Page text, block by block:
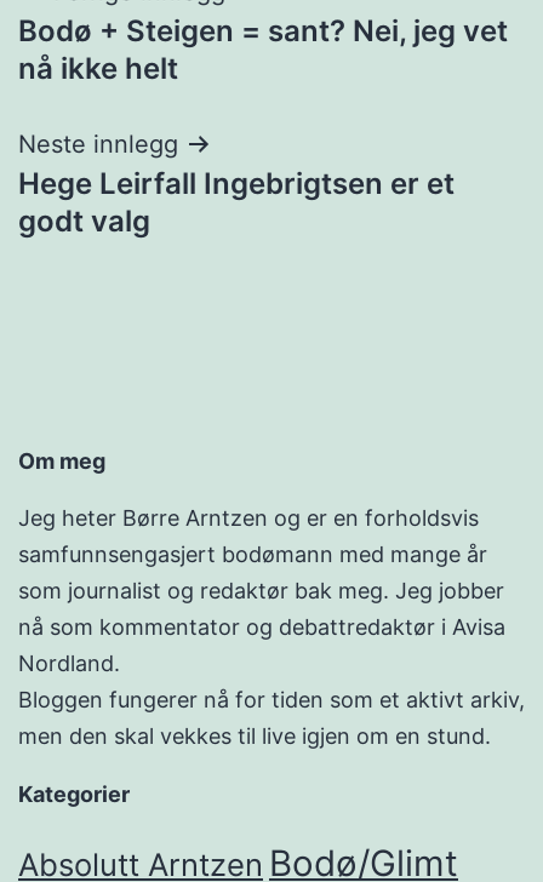
Bodø + Steigen = sant? Nei, jeg vet
nå ikke helt
Neste innlegg
Hege Leirfall Ingebrigtsen er et
godt valg
Om meg
Jeg heter Børre Arntzen og er en forholdsvis
samfunnsengasjert bodømann med mange år
som journalist og redaktør bak meg. Jeg jobber
nå som kommentator og debattredaktør i Avisa
Nordland.
Bloggen fungerer nå for tiden som et aktivt arkiv,
men den skal vekkes til live igjen om en stund.
Kategorier
Absolutt Arntzen Bodø/Glimt